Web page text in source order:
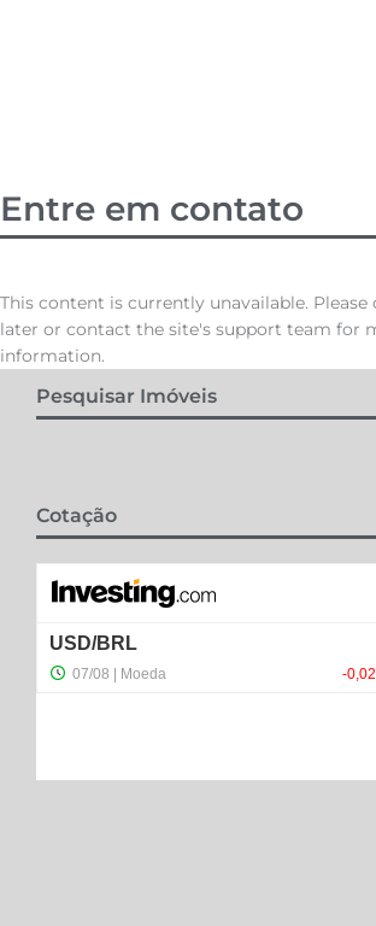
Entre em contato
This content is currently unavailable. Please
later or contact the site's support team for
information.
Pesquisar Imóveis
Cotação